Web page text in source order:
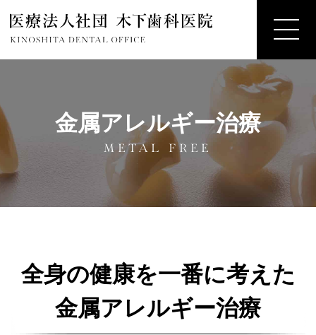
金属アレルギー治療
METAL FREE
全身の健康を一番に考えた
金属アレルギー治療